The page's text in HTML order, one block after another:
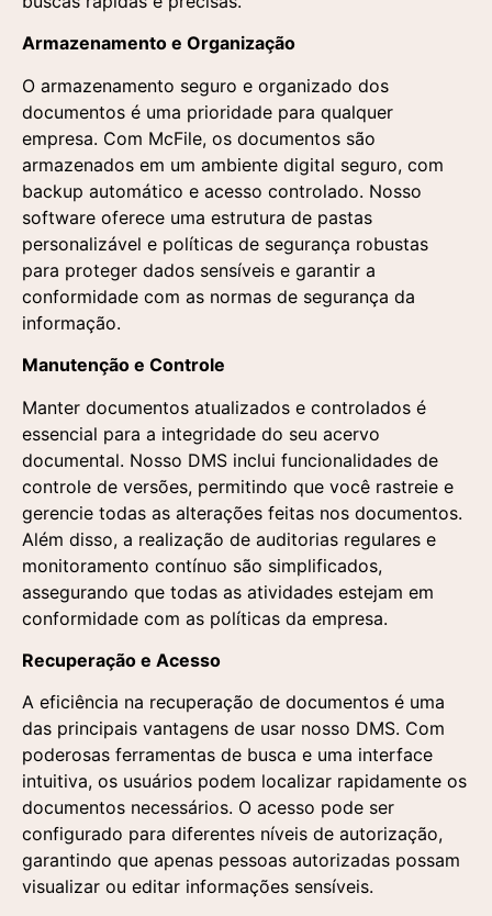
Armazenamento e Organização
O armazenamento seguro e organizado dos
documentos é uma prioridade para qualquer
empresa. Com McFile, os documentos são
armazenados em um ambiente digital seguro, com
backup automático e acesso controlado. Nosso
software oferece uma estrutura de pastas
personalizável e políticas de segurança robustas
para proteger dados sensíveis e garantir a
conformidade com as normas de segurança da
informação.
Manutenção e Controle
Manter documentos atualizados e controlados é
essencial para a integridade do seu acervo
documental. Nosso DMS inclui funcionalidades de
controle de versões, permitindo que você rastreie e
gerencie todas as alterações feitas nos documentos.
Além disso, a realização de auditorias regulares e
monitoramento contínuo são simplificados,
assegurando que todas as atividades estejam em
conformidade com as políticas da empresa.
Recuperação e Acesso
A eficiência na recuperação de documentos é uma
das principais vantagens de usar nosso DMS. Com
poderosas ferramentas de busca e uma interface
intuitiva, os usuários podem localizar rapidamente os
documentos necessários. O acesso pode ser
configurado para diferentes níveis de autorização,
garantindo que apenas pessoas autorizadas possam
visualizar ou editar informações sensíveis.
Entre em contato
Preencha o formulário e um de nossos
especialistas entrará em contato para responder
suas dúvidas e entender sua demanda.
Aceito a utilização
dos dados fornecidos
aqui para a realização
Solicite uma demonstração
Preencha o formulário abaixo e nossa equipe
entrará em contato para agendar uma
apresentação personalizada da nossa plataforma.
Aceito a utilização
dos dados fornecidos
aqui para a realização
Entre em contato
dos dados fornecidos
aqui para a realização
de um contato
comercial e o
recebimento de
materiais publicitários
segundo a Política de
Privacidade